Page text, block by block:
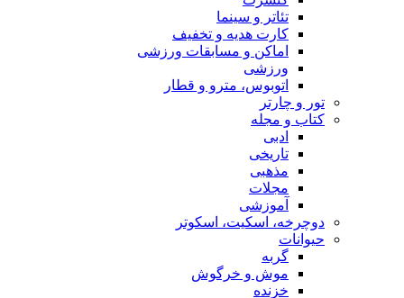
تئاتر و سینما
کارت هدیه و تخفیف
اماکن و مسابقات ورزشی
ورزشی
اتوبوس، مترو و قطار
تور و چارتر
کتاب و مجله
ادبی
تاریخی
مذهبی
مجلات
آموزشی
دوچرخه، اسکیت، اسکوتر
حیوانات
گربه
موش و خرگوش
خزنده